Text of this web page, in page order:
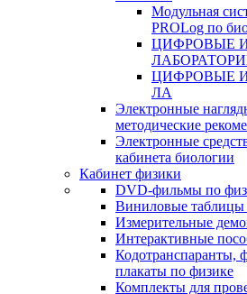
Модульная
PROLog по
ЦИФРОВЫЕ
ЦИФРОВЫЕ
ЛА
Электронные
методические
Электронные
кабинета биологии
Кабинет физики
DVD-фильмы по
Виниловые таблицы
Измерительные
Интерактивные
Кодотранспаранты,
плакаты по физике
Комплекты для